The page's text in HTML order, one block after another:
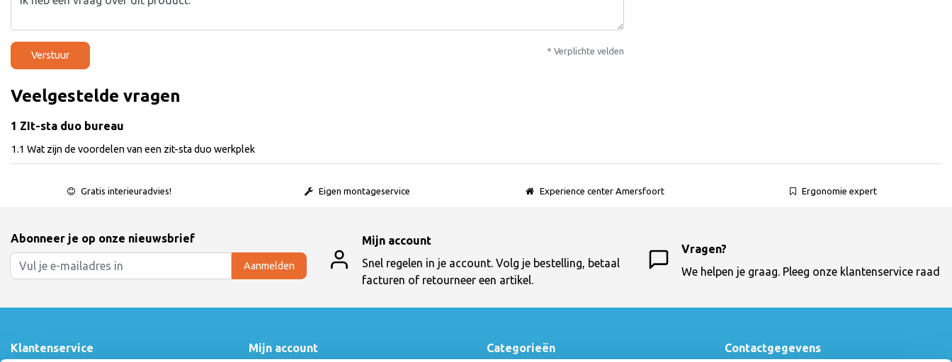
Verstuur * Verplichte velden
Veelgestelde vragen
1 ZIt-sta duo bureau
1.1 Wat zijn de voordelen van een zit-sta duo werkplek
Gratis interieuradvies! Eigen montageservice Experience center Amersfoort Ergonomie expert
Abonneer je op onze nieuwsbrief
Aanmelden
Mijn account
Snel regelen in je account. Volg je bestelling, betaal
facturen of retourneer een artikel.
Vragen?
We helpen je graag. Pleeg onze klantenservice raad
Klantenservice Mijn account Categorieën Contactgegevens